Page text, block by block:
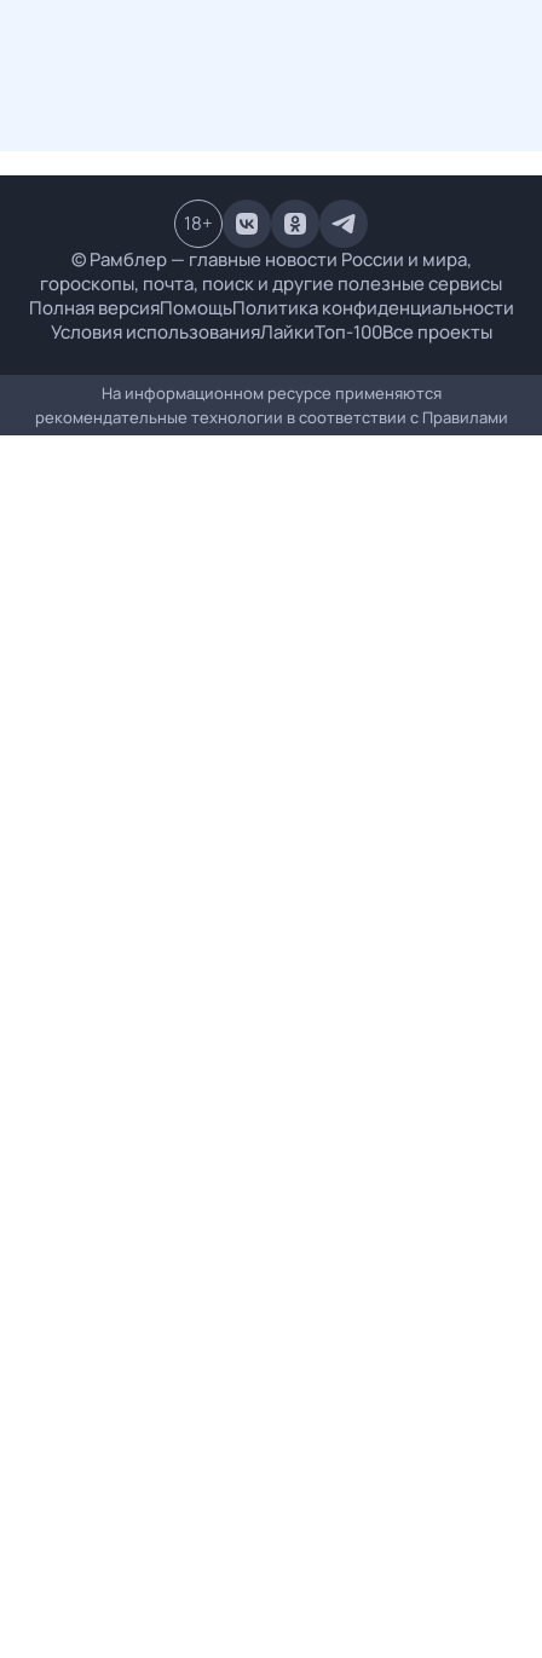
© Рамблер — главные новости России и мира,
гороскопы, почта, поиск и другие полезные сервисы
Полная версияПомощьПолитика конфиденциальности
Условия использованияЛайкиТоп-100Все проекты
18+
На информационном ресурсе применяются
рекомендательные технологии в соответствии с Правилами